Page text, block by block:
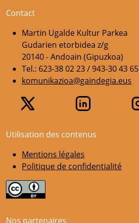
Contact
Martin Ugalde Kultur Parkea
Gudarien etorbidea z/g
20140 - Andoain (Gipuzkoa)
Tel.: 623-38 02 23 / 943-30 43 65
komunikazioa@gaindegia.eus
Utilisation des contenus
Mentions légales
Politique de confidentialité
Nos partenaires